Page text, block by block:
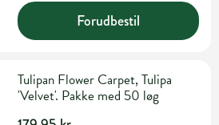
Forudbestil
Tulipan Flower Carpet, Tulipa
'Velvet'. Pakke med 50 løg